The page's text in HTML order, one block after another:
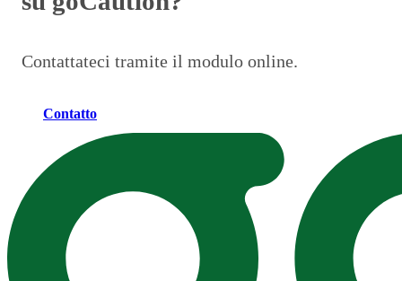
Contattateci tramite il modulo online.
Contatto